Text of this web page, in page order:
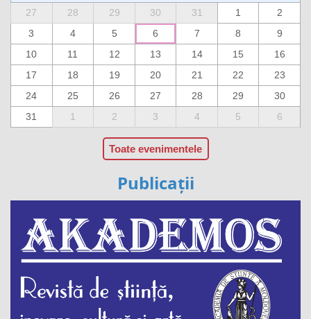
27
28 29 30 31 1
2
3
4 5 6 7 8
9
10
11 12 13 14 15
16
17
18 19 20 21 22
23
24
25 26 27 28 29
30
31
1 2 3 4 5 6
Toate evenimentele
Publicații